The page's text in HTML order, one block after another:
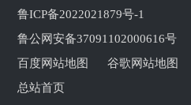
鲁ICP备2022021879号-1
鲁公网安备37091102000616号
百度网站地图
谷歌网站地图
总站首页